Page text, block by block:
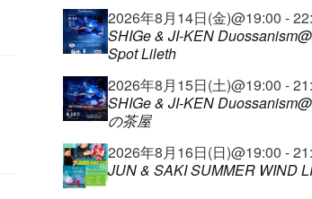
2026年8月14日(金)@19:00 -
SHIGe & JI-KEN
Spot Lileth
2026年8月15日(土)@19:00 -
SHIGe & JI-KEN
の茶屋
2026年8月16日(日)@19:00 -
JUN & SAKI SUMMER WIND